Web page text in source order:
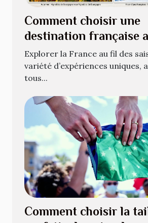
Comment choisir une
destination française
chaque saison ?
Explorer la France au fil des
variété d’expériences uniques,
tous...
Comment choisir la